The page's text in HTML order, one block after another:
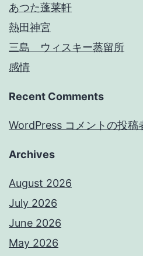
あつた蓬莱軒
熱田神宮
三島 ウィスキー蒸留所
感情
Recent Comments
WordPress コメントの投稿
Archives
August 2026
July 2026
June 2026
May 2026